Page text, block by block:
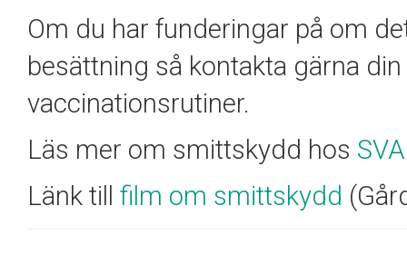
Om du har funderingar på om
besättning så kontakta gärna
vaccinationsrutiner.
Läs mer om smittskydd hos SVA
Länk till film om smittskydd